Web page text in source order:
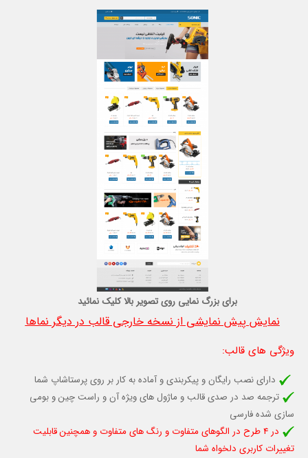
برای بزرگ نمایی روی تصویر بالا کلیک نمائید
نمایش پیش نمایشی از نسخه خارجی قالب در دیگر نماها
ویژگی های قالب:
دارای نصب رایگان و پیکربندی و آماده به کار بر روی پرستاشاپ شما
ترجمه صد در صدی قالب و ماژول های ویژه آن و راست چین و بومی
سازی شده فارسی
در 4 طرح در الگوهای متفاوت و رنگ های متفاوت و همچنين قابلیت
تغييرات كاربری دلخواه شما